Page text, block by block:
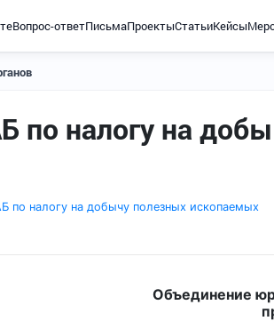
Вопрос-ответПисьмаПроектыСтатьиКейсы
по налогу на
по налогу на добычу полезных ископаемых
Объединение